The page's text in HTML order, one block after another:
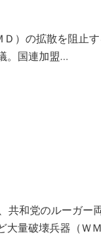
Ｄ）の拡散を阻止
。国連加盟...
共和党のルーガー
量破壊兵器（Ｗ